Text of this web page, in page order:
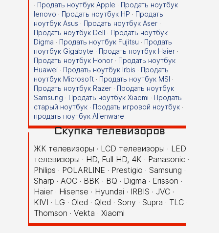
· Продать ноутбук Apple · Продать ноутбук
lenovo · Продать ноутбук HP · Продать
ноутбук Asus · Продать ноутбук Aser·
Продать ноутбук Dell
· Продать ноутбук
Digma · Продать ноутбук Fujitsu · Продать
ноутбук Gigabyte · Продать ноутбук Haier·
Продать ноутбук Honor· Продать ноутбук
Huawei· Продать ноутбук Irbis · Продать
ноутбук Microsoft· Продать ноутбук MSI ·
Продать ноутбук Razer· Продать ноутбук
Samsung · Продать ноутбук Xiaomi· Продать
старый ноутбук· Продать игровой ноутбук·
продать ноутбук Alienware
Скупка телевизоров
ЖК телевизоры · LCD телевизоры · LED
телевизоры · HD, Full HD, 4K · Panasonic ·
Philips · POLARLINE · Prestigio · Samsung ·
Sharp · АOC · BBK · BQ · Digma · Erisson ·
Haier · Hisense · Hyundai · IRBIS · JVC ·
KIVI · LG · Oled · Qled · Sony · Supra · TLC ·
Thomson · Vekta · Xiaomi